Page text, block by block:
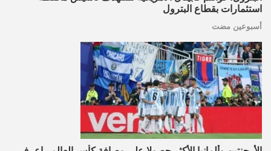
استثمارات بقطاع البترول
أسبوعين مضت